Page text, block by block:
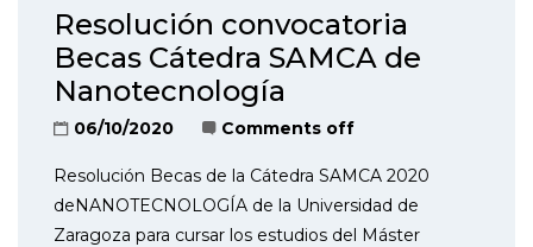
Resolución convocatoria
Becas Cátedra SAMCA de
Nanotecnología
06/10/2020 Comments off
Resolución Becas de la Cátedra SAMCA 2020
deNANOTECNOLOGÍA de la Universidad de
Zaragoza para cursar los estudios del Máster